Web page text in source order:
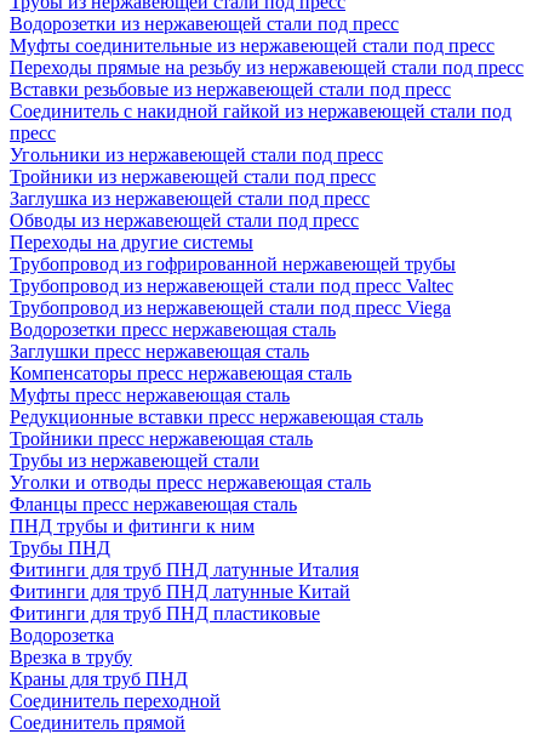
Водорозетки из нержавеющей стали под пресс
Муфты соединительные из нержавеющей стали под пресс
Переходы прямые на резьбу из нержавеющей стали под пресс
Вставки резьбовые из нержавеющей стали под пресс
Соединитель с накидной гайкой из нержавеющей стали под
пресс
Угольники из нержавеющей стали под пресс
Тройники из нержавеющей стали под пресс
Заглушка из нержавеющей стали под пресс
Обводы из нержавеющей стали под пресс
Переходы на другие системы
Трубопровод из гофрированной нержавеющей трубы
Трубопровод из нержавеющей стали под пресс Valtec
Трубопровод из нержавеющей стали под пресс Viega
Водорозетки пресс нержавеющая сталь
Заглушки пресс нержавеющая сталь
Компенсаторы пресс нержавеющая сталь
Муфты пресс нержавеющая сталь
Редукционные вставки пресс нержавеющая сталь
Тройники пресс нержавеющая сталь
Трубы из нержавеющей стали
Уголки и отводы пресс нержавеющая сталь
Фланцы пресс нержавеющая сталь
ПНД трубы и фитинги к ним
Трубы ПНД
Фитинги для труб ПНД латунные Италия
Фитинги для труб ПНД латунные Китай
Фитинги для труб ПНД пластиковые
Водорозетка
Врезка в трубу
Краны для труб ПНД
Соединитель переходной
Соединитель прямой